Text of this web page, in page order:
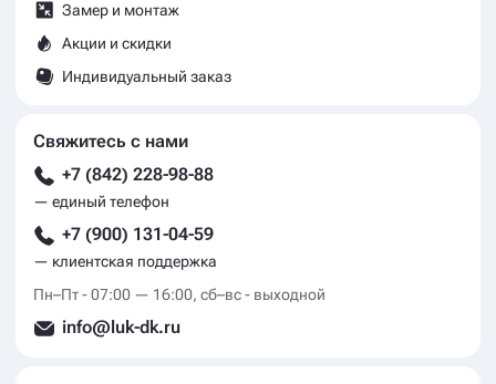
Замер и монтаж
Акции и скидки
Индивидуальный заказ
Свяжитесь с нами
+7 (842) 228-98-88
— единый телефон
+7 (900) 131-04-59
— клиентская поддержка
Пн–Пт - 07:00 — 16:00, сб–вс - выходной
info@luk-dk.ru